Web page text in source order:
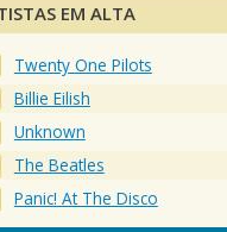
EM ALTA
Twenty One Pilots
Billie Eilish
Unknown
The Beatles
Panic! At The Disco